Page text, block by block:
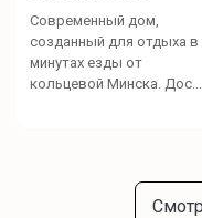
Современный дом,
созданный для отдыха в
минутах езды от
кольцевой Минска. Дос...